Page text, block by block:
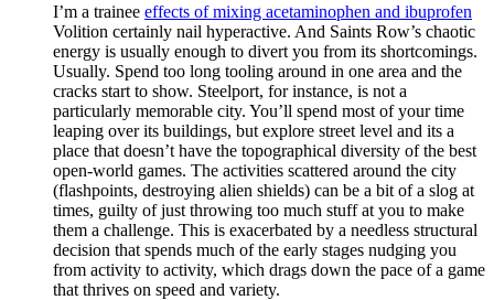
I’m a trainee effects of mixing acetaminophen and ibuprofen
Volition certainly nail hyperactive. And Saints Row’s chaotic
energy is usually enough to divert you from its shortcomings.
Usually. Spend too long tooling around in one area and the
cracks start to show. Steelport, for instance, is not a
particularly memorable city. You’ll spend most of your time
leaping over its buildings, but explore street level and its a
place that doesn’t have the topographical diversity of the best
open-world games. The activities scattered around the city
(flashpoints, destroying alien shields) can be a bit of a slog at
times, guilty of just throwing too much stuff at you to make
them a challenge. This is exacerbated by a needless structural
decision that spends much of the early stages nudging you
from activity to activity, which drags down the pace of a game
that thrives on speed and variety.